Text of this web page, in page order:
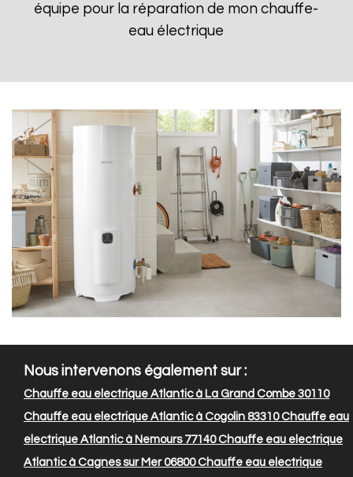
équipe pour la réparation de mon chauffe-
eau électrique
Nous intervenons également sur :
Chauffe eau electrique Atlantic à La Grand Combe 30110
Chauffe eau electrique Atlantic à Cogolin 83310Chauffe eau
electrique Atlantic à Nemours 77140Chauffe eau electrique
Atlantic à Cagnes sur Mer 06800Chauffe eau electrique